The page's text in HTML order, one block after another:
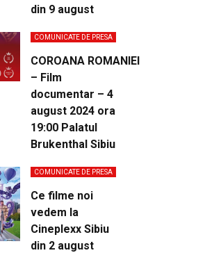
din 9 august
COMUNICATE DE PRESA
COROANA ROMANIEI
– Film
documentar – 4
august 2024 ora
19:00 Palatul
Brukenthal Sibiu
COMUNICATE DE PRESA
Ce filme noi
vedem la
Cineplexx Sibiu
din 2 august